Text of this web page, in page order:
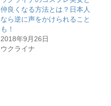
仲良くなる方法とは？日本人
なら逆に声をかけられること
も！
2018年9月26日
ウクライナ